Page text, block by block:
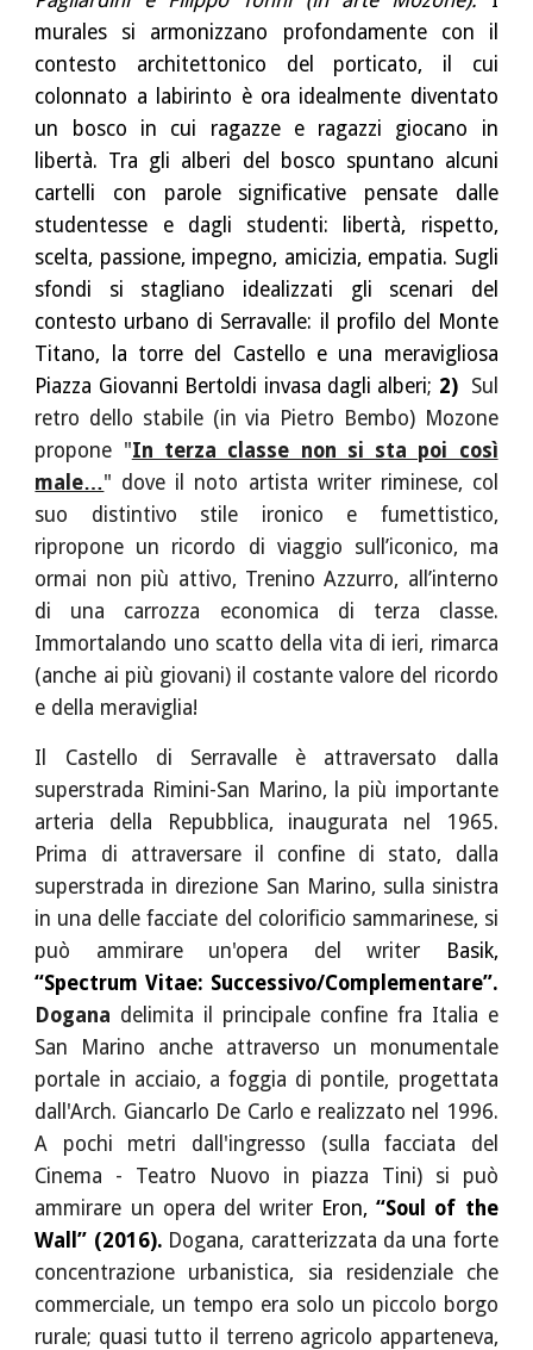
murales si armonizzano profondamente con il
contesto architettonico del porticato, il cui
colonnato a labirinto è ora idealmente diventato
un bosco in cui ragazze e ragazzi giocano in
libertà. Tra gli alberi del bosco spuntano alcuni
cartelli con parole significative pensate dalle
studentesse e dagli studenti: libertà, rispetto,
scelta, passione, impegno, amicizia, empatia. Sugli
sfondi si stagliano idealizzati gli scenari del
contesto urbano di Serravalle: il profilo del Monte
Titano, la torre del Castello e una meravigliosa
Piazza Giovanni Bertoldi invasa dagli alberi; 2)
Sul
retro dello stabile (in via Pietro Bembo) Mozone
propone "In terza classe non si sta poi così
male…" dove il noto artista writer riminese, col
suo distintivo stile ironico e fumettistico,
ripropone un ricordo di viaggio sull’iconico, ma
ormai non più attivo, Trenino Azzurro, all’interno
di una carrozza economica di terza classe.
Immortalando uno scatto della vita di ieri, rimarca
(anche ai più giovani) il costante valore del ricordo
e della meraviglia!
Il Castello di Serravalle è attraversato dalla
superstrada Rimini-San Marino, la più importante
arteria della Repubblica, inaugurata nel 1965.
Prima di attraversare il confine di stato, dalla
superstrada in direzione San Marino, sulla sinistra
in una delle facciate del colorificio sammarinese, si
può ammirare un'opera del writer
Basik,
“Spectrum Vitae: Successivo/Complementare”.
Dogana delimita il principale confine fra Italia e
San Marino anche attraverso un monumentale
portale in acciaio, a foggia di pontile, progettata
dall'Arch. Giancarlo De Carlo e realizzato nel 1996.
A pochi metri dall'ingresso (sulla facciata del
Cinema - Teatro Nuovo in piazza Tini) si può
ammirare un opera del writer Eron,“Soul of the
Wall” (2016). Dogana, caratterizzata da una forte
concentrazione urbanistica, sia residenziale che
commerciale, un tempo era solo un piccolo borgo
rurale; quasi tutto il terreno agricolo apparteneva,